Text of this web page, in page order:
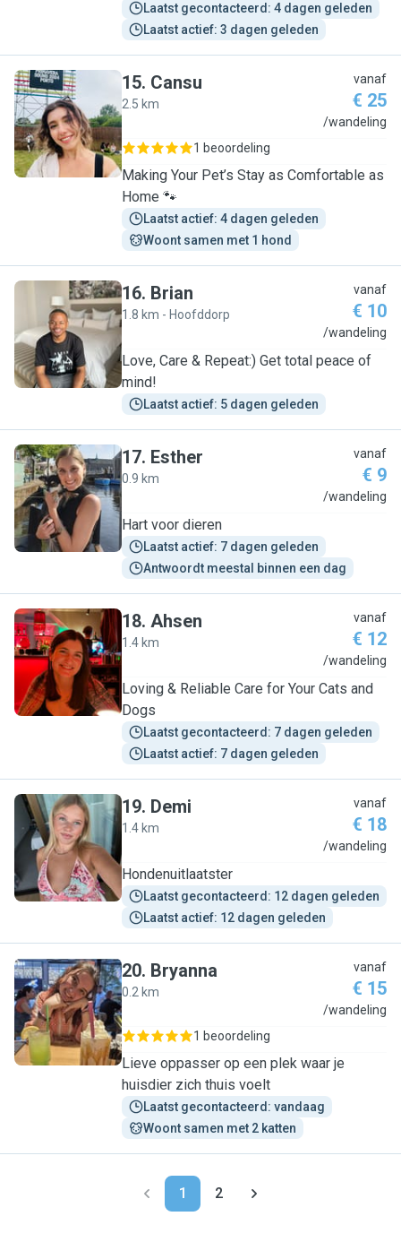
Laatst gecontacteerd: 4 dagen geleden
Laatst actief: 3 dagen geleden
C
15. Cansu
2.5 km
vanaf
€ 25
/wandeling
1 beoordeling
Making Your Pet’s Stay as Comfortable as
Home 🐾
Laatst actief: 4 dagen geleden
Woont samen met 1 hond
B
16. Brian
1.8 km - Hoofddorp
vanaf
€ 10
/wandeling
Love, Care & Repeat:) Get total peace of
mind!
Laatst actief: 5 dagen geleden
E
17. Esther
0.9 km
vanaf
€ 9
/wandeling
Hart voor dieren
Laatst actief: 7 dagen geleden
Antwoordt meestal binnen een dag
A
18. Ahsen
1.4 km
vanaf
€ 12
/wandeling
Loving & Reliable Care for Your Cats and
Dogs
Laatst gecontacteerd: 7 dagen geleden
Laatst actief: 7 dagen geleden
D
19. Demi
1.4 km
vanaf
€ 18
/wandeling
Hondenuitlaatster
Laatst gecontacteerd: 12 dagen geleden
Laatst actief: 12 dagen geleden
B
20. Bryanna
0.2 km
vanaf
€ 15
/wandeling
1 beoordeling
Lieve oppasser op een plek waar je
huisdier zich thuis voelt
Laatst gecontacteerd: vandaag
Woont samen met 2 katten
1 2